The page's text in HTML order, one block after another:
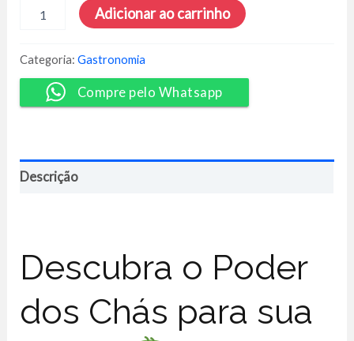
Segredos
Chás:
Potencializando
Sua
Saúde!
quantidade
Adicionar ao carrinho
Categoria:Gastronomia
Compre pelo Whatsapp
Descrição
Descubra o Poder
dos Chás para sua